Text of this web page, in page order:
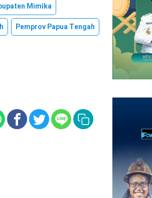
Mimika
Pemprov Papua Tengah